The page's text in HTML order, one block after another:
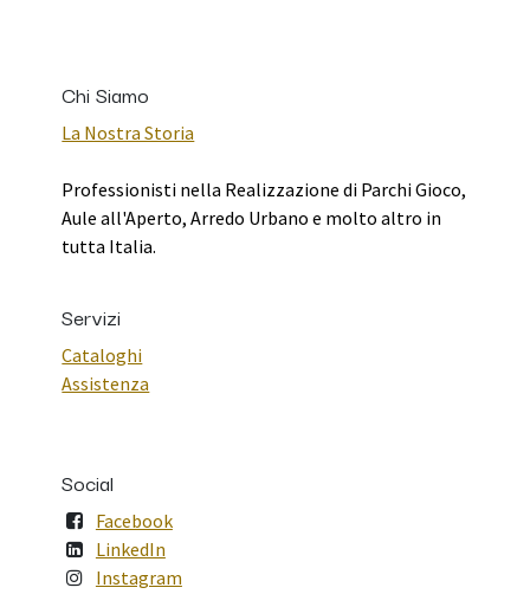
Chi Siamo
La Nostra Storia
Professionisti nella Realizzazione di Parchi Gioco,
Aule all'Aperto, Arredo Urbano e molto altro in
tutta Italia.
Servizi
Cataloghi
Assistenza
Social
Facebook
LinkedIn
Instagram